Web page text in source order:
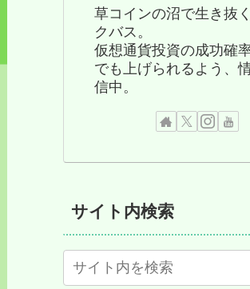
草コインの沼で生き抜
クバス。
仮想通貨投資の成功確
でも上げられるよう、
信中。
サイト内検索